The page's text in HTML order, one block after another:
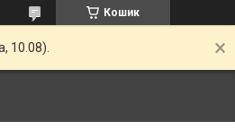
Кошик
10.08).